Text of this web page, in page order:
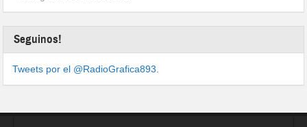
Seguinos!
Tweets por el @RadioGrafica893.